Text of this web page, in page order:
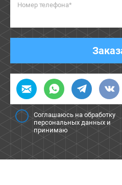
Номер телефона*
Соглашаюсь на обработку
персональных данных и
принимаю